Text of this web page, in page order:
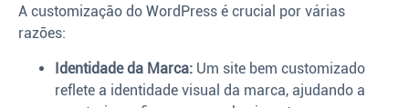
A customização do WordPress é crucial por várias
razões:
Identidade da Marca: Um site bem customizado
reflete a identidade visual da marca, ajudando a